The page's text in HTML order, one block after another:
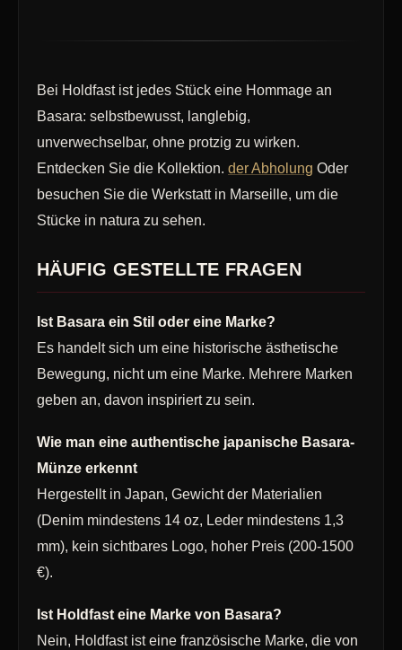
Bei Holdfast ist jedes Stück eine Hommage an
Basara: selbstbewusst, langlebig,
unverwechselbar, ohne protzig zu wirken.
Entdecken Sie die Kollektion. der Abholung Oder
besuchen Sie die Werkstatt in Marseille, um die
Stücke in natura zu sehen.
HÄUFIG GESTELLTE FRAGEN
Ist Basara ein Stil oder eine Marke?
Es handelt sich um eine historische ästhetische
Bewegung, nicht um eine Marke. Mehrere Marken
geben an, davon inspiriert zu sein.
Wie man eine authentische japanische Basara-
Münze erkennt
Hergestellt in Japan, Gewicht der Materialien
(Denim mindestens 14 oz, Leder mindestens 1,3
mm), kein sichtbares Logo, hoher Preis (200-1500
€).
Ist Holdfast eine Marke von Basara?
Nein, Holdfast ist eine französische Marke, die von